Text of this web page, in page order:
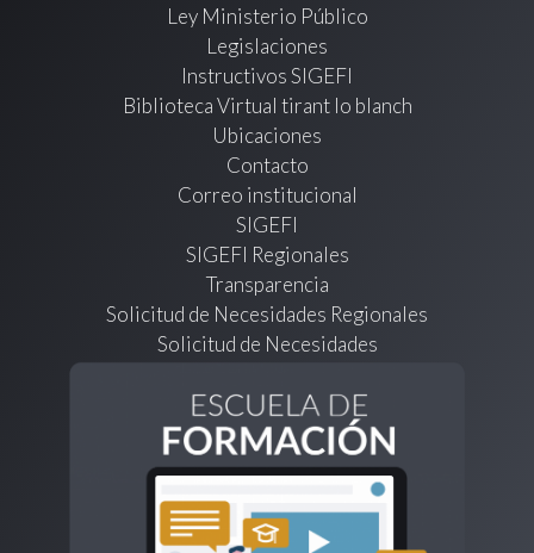
Ley Ministerio Público
Legislaciones
Instructivos SIGEFI
Biblioteca Virtual tirant lo blanch
Ubicaciones
Contacto
Correo institucional
SIGEFI
SIGEFI Regionales
Transparencia
Solicitud de Necesidades Regionales
Solicitud de Necesidades